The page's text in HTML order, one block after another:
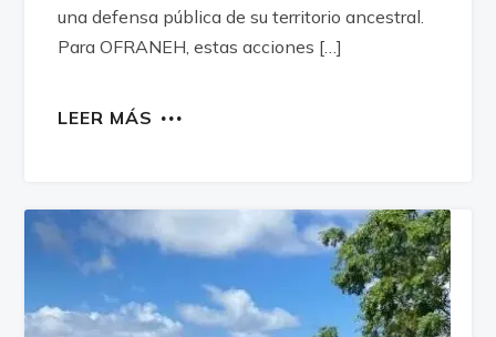
una defensa pública de su territorio ancestral.
Para OFRANEH, estas acciones […]
LEER MÁS